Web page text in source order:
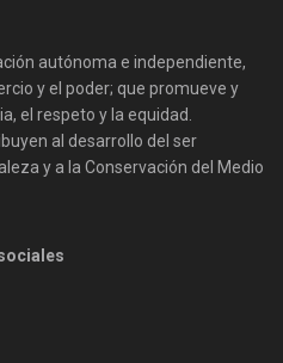
autónoma e independiente,
y el poder; que promueve y
el respeto y la equidad.
al desarrollo del ser
y a la Conservación del Medio